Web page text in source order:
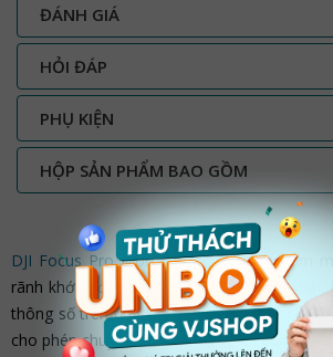
ĐÁNH GIÁ
HỎI ĐÁP
PHỤ KIỆN
HỘP SẢN PHẨM BAO GỒM
DJI Focus Pro Motorđược cấu tạo gồm
rãnh khớp với vòng Rail cuốn trên ống
thông số trên ống kính. Trên động cơ còn
cho phép chuyển đổi kênh F/I/Z và cổng dữ